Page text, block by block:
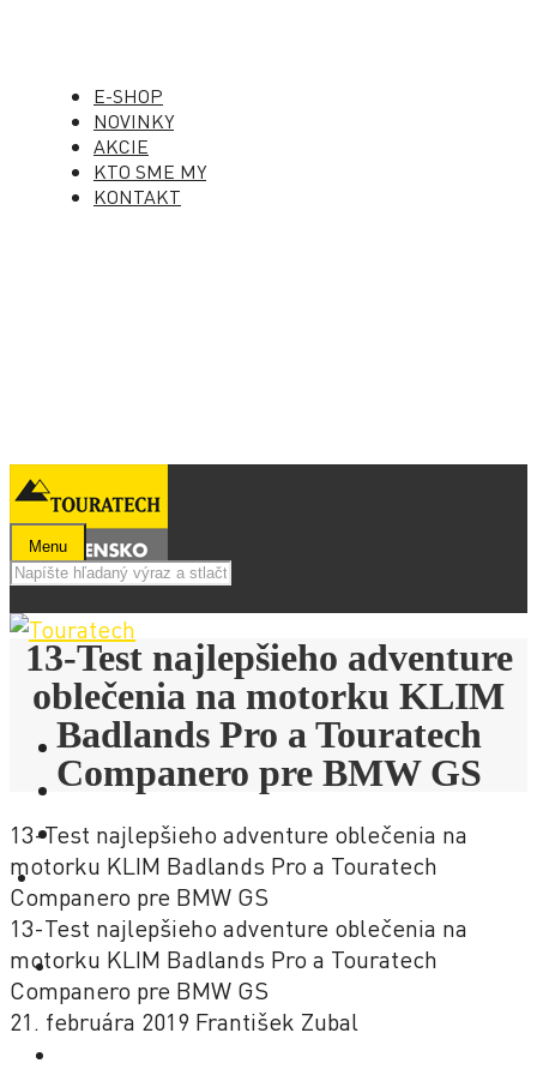
E-SHOP
NOVINKY
AKCIE
KTO SME MY
KONTAKT
Menu
E-SHOP
NOVINKY
13-Test najlepšieho adventure
oblečenia na motorku KLIM
Badlands Pro a Touratech
Companero pre BMW GS
13-Test najlepšieho adventure oblečenia na
motorku KLIM Badlands Pro a Touratech
Companero pre BMW GS
13-Test najlepšieho adventure oblečenia na
motorku KLIM Badlands Pro a Touratech
Companero pre BMW GS
21. februára 2019 František Zubal